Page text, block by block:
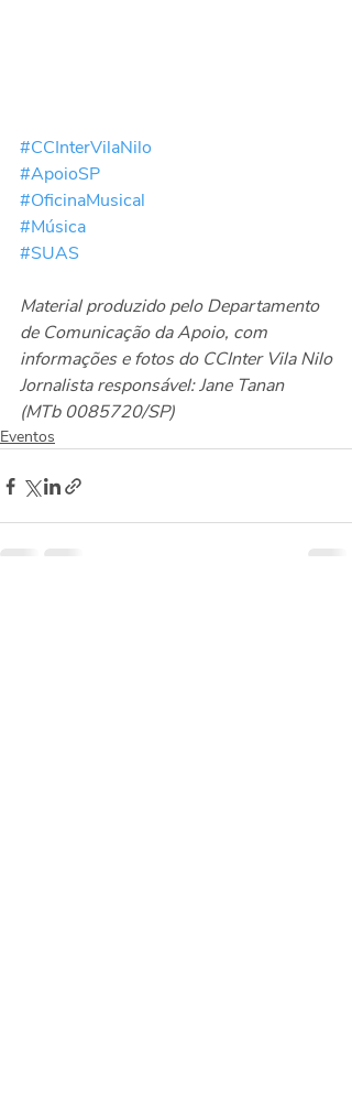
#CCInterVilaNilo
#ApoioSP
#OficinaMusical
#Música
#SUAS
Material produzido pelo Departamento
de Comunicação da Apoio, com
informações e fotos do CCInter Vila Nilo
Jornalista responsável: Jane Tanan
(MTb 0085720/SP)
Eventos